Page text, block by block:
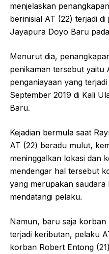
menjelaskan
berinisial AT (22) terjadi
Jayapura Doyo Baru
Menurut dia,
penikaman tersebut yaitu
penganiayaan yang
September 2019 di Kali
Baru.
Kejadian bermula saat
AT (22) beradu mulut,
meninggalkan lokasi dan
mendengar hal tersebut
yang merupakan saudara
mendatangi pelaku.
Namun, baru saja korban
terjadi keributan, pelaku
korban Robert Entong